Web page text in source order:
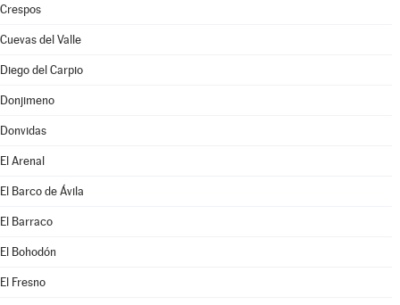
Crespos
Cuevas del Valle
Diego del Carpio
Donjimeno
Donvidas
El Arenal
El Barco de Ávila
El Barraco
El Bohodón
El Fresno